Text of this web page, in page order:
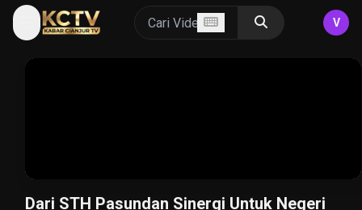
V
Dari STH Pasundan Sinergi Untuk Negeri